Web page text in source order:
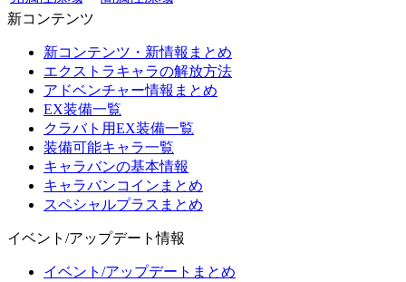
新コンテンツ
新コンテンツ・新情報まとめ
エクストラキャラの解放方法
アドベンチャー情報まとめ
EX装備一覧
クラバト用EX装備一覧
装備可能キャラ一覧
キャラバンの基本情報
キャラバンコインまとめ
スペシャルプラスまとめ
イベント/アップデート情報
イベント/アップデートまとめ